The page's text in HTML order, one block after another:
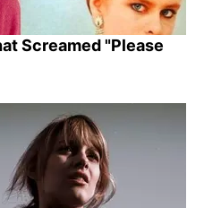
Screamed "Please